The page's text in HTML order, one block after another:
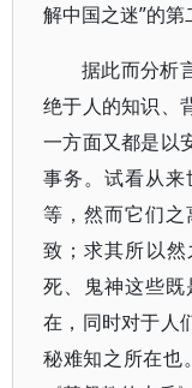
解中国之迷”的
据此而分析
绝于人的知识、
一方面又都是以
事务。试看从
等，然而它们
致；求其所以
死、鬼神这些
在，同时对于人
秘难知之所在也